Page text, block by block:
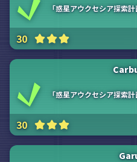
「惑星アウクセシア探索
30
「惑星アウクセシア探索
30